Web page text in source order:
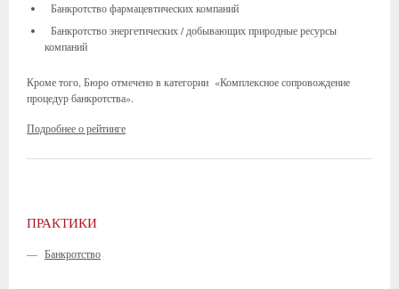
Банкротство фармацевтических компаний
Банкротство энергетических / добывающих природные ресурсы
компаний
Кроме того, Бюро отмечено в категории «Комплексное сопровождение
процедур банкротства».
Подробнее о рейтинге
ПРАКТИКИ
— Банкротство